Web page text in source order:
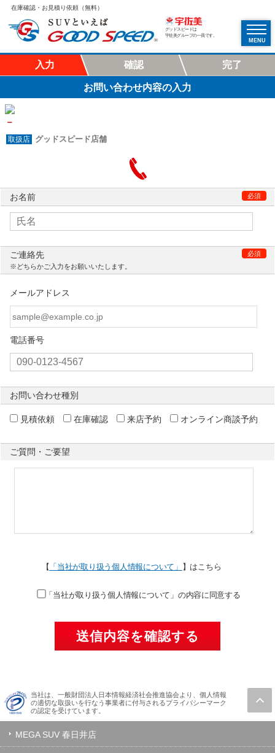
在庫確認・お見積り依頼（無料）
グッドスピードは
宇佐美グループの一員です。
MENU
入力 確認 完了
お問い合わせ内容の入力
－
グッドスピード店舗
お名前 必須
ご連絡先
必須
※どちらかご入力をお願いいたします。
メールアドレス
電話番号
お問い合わせ種別
見積依頼 在庫確認 来店予約 オンライン商談予約
ご質問・ご要望
【 「当社が取り扱う個人情報について」 】はこちら
「当社が取り扱う個人情報について」の内容に同意する
当社は、一般財団法人日本情報経済社会推進協会より、個人情報
の適切な取扱いを行なう事業者に付与されるプライバシーマーク
の認定を受けています。
MEGA SUV 春日井店